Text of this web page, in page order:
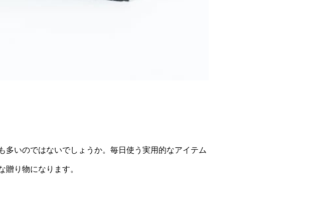
いのではないでしょうか。毎日使う実用的なアイテム
り物になります。